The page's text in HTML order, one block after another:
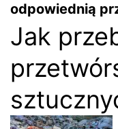
odpowiednią
Jak